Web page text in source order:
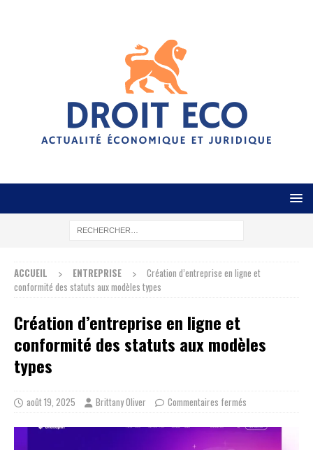
ACCUEIL ENTREPRISE
Création d’entreprise en ligne et
conformité des statuts aux modèles types
Création d’entreprise en ligne et
conformité des statuts aux modèles
types
août 19, 2025 Brittany Oliver Commentaires fermés